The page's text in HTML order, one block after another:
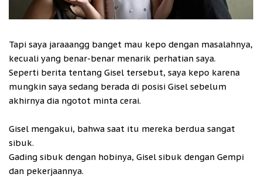
Tapi saya jaraaangg banget mau kepo dengan masalahnya,
kecuali yang benar-benar menarik perhatian saya.
Seperti berita tentang Gisel tersebut, saya kepo karena
mungkin saya sedang berada di posisi Gisel sebelum
akhirnya dia ngotot minta cerai.
Gisel mengakui, bahwa saat itu mereka berdua sangat
sibuk.
Gading sibuk dengan hobinya, Gisel sibuk dengan Gempi
dan pekerjaannya.